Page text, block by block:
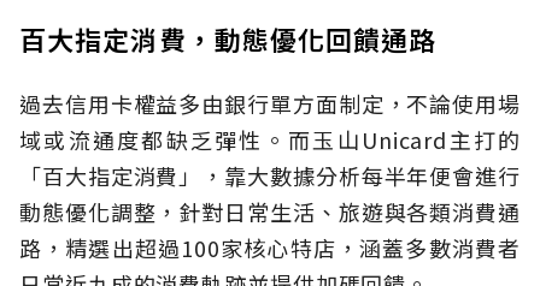
百大指定消費，動態優化回饋通路
過去信用卡權益多由銀行單方面制定，不論使用場
域或流通度都缺乏彈性。而玉山Unicard主打的
「百大指定消費」，靠大數據分析每半年便會進行
動態優化調整，針對日常生活、旅遊與各類消費通
路，精選出超過100家核心特店，涵蓋多數消費者